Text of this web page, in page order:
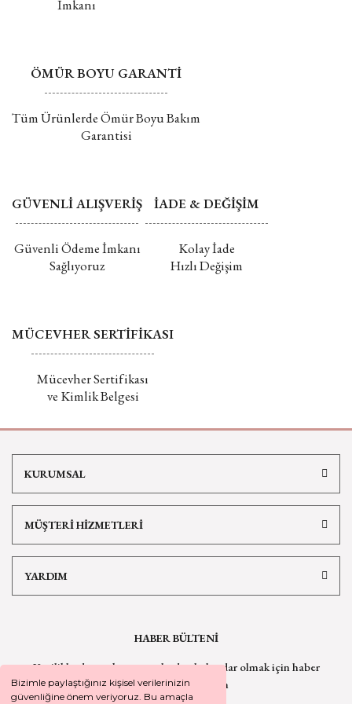
Bizimle paylaştığınız kişisel verilerinizin
güvenliğine önem veriyoruz. Bu amaçla
İmkanı
ÖMÜR BOYU GARANTİ
Tüm Ürünlerde Ömür Boyu Bakım
Garantisi
GÜVENLİ ALIŞVERİŞ
Güvenli Ödeme İmkanı
Sağlıyoruz
İADE & DEĞİŞİM
Kolay İade
Hızlı Değişim
MÜCEVHER SERTİFİKASI
Mücevher Sertifikası
ve Kimlik Belgesi
KURUMSAL
MÜŞTERİ HİZMETLERİ
YARDIM
HABER BÜLTENİ
Yeniliklerden ve kampanyalardan haberdar olmak için haber
bültenimize kaydolun